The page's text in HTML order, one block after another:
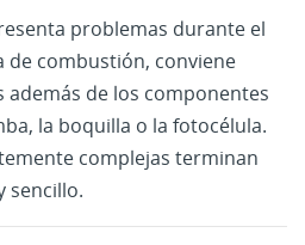
problemas durante el
de combustión, conviene
de los componentes
la boquilla o la fotocélula.
complejas terminan
sencillo.